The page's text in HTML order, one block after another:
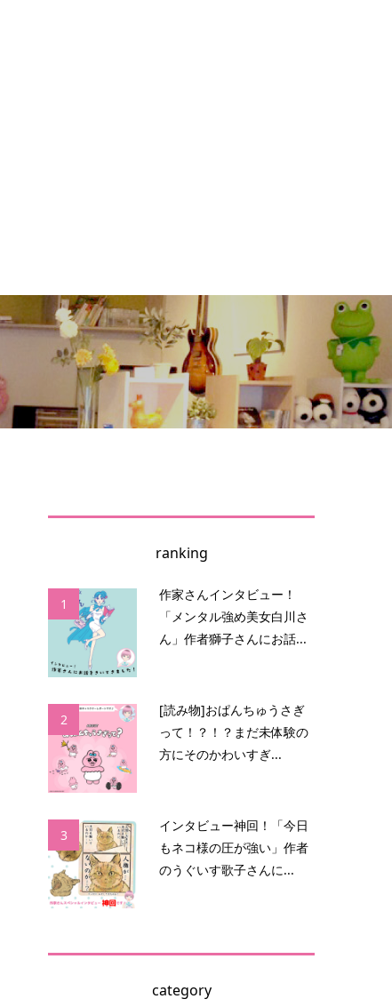
ranking
1
作家さんインタビュー！
「メンタル強め美女白川さ
ん」作者獅子さんにお話...
2
[読み物]おぱんちゅうさぎ
って！？！？まだ未体験の
方にそのかわいすぎ...
3
インタビュー神回！「今日
もネコ様の圧が強い」作者
のうぐいす歌子さんに...
category